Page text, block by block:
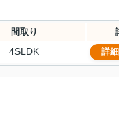
間取り
4SLDK 詳